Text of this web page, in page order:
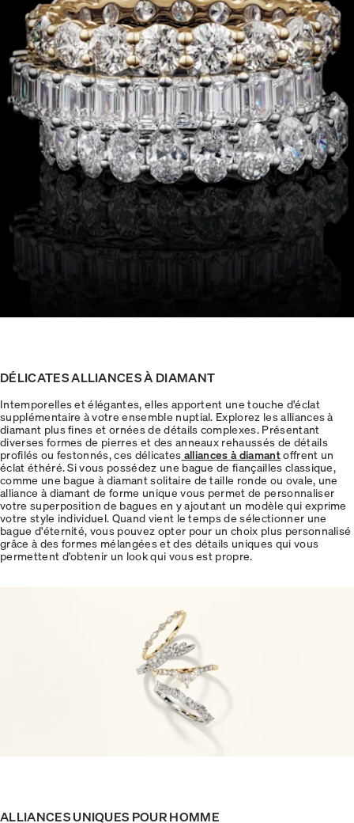
DÉLICATES ALLIANCES À DIAMANT
Intemporelles et élégantes, elles apportent une touche d'éclat
supplémentaire à votre ensemble nuptial. Explorez les alliances à
diamant plus fines et ornées de détails complexes. Présentant
diverses formes de pierres et des anneaux rehaussés de détails
profilés ou festonnés, ces délicates alliances à diamantoffrent un
éclat éthéré. Si vous possédez une bague de fiançailles classique,
comme une bague à diamant solitaire de taille ronde ou ovale, une
alliance à diamant de forme unique vous permet de personnaliser
votre superposition de bagues en y ajoutant un modèle qui exprime
votre style individuel. Quand vient le temps de sélectionner une
bague d'éternité, vous pouvez opter pour un choix plus personnalisé
grâce à des formes mélangées et des détails uniques qui vous
permettent d'obtenir un look qui vous est propre.
ALLIANCES UNIQUES POUR HOMME